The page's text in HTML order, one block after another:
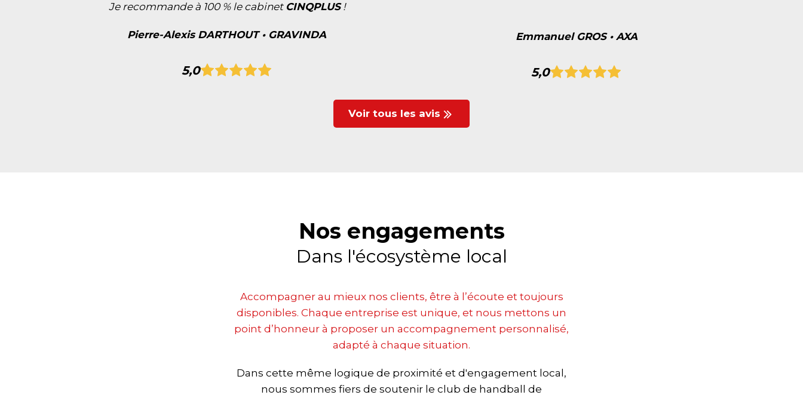
Je recommande à 100 % le cabinet CINQPLUS!
Pierre-Alexis DARTHOUT • GRAVINDA
5,0
Emmanuel GROS • AXA
5,0
Voir tous les avis
Nos engagements
Dans l'écosystème local
Accompagner au mieux nos clients, être à l’écoute et toujours
disponibles. Chaque entreprise est unique, et nous mettons un
point d’honneur à proposer un accompagnement personnalisé,
adapté à chaque situation.
Dans cette même logique de proximité et d'engagement local,
nous sommes fiers de soutenir le club de handball de